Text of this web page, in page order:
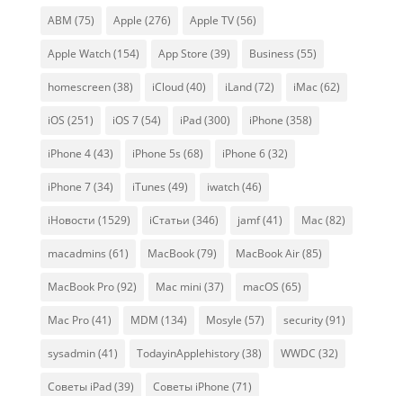
ABM (75) Apple (276) Apple TV(56)
Apple Watch(154) App Store (39) Business (55)
homescreen(38) iCloud(40) iLand(72) iMac (62)
iOS (251) iOS 7(54) iPad(300) iPhone (358)
iPhone 4(43) iPhone 5s (68) iPhone 6(32)
iPhone 7(34) iTunes (49) iwatch(46)
iНовости (1529) iСтатьи (346) jamf(41) Mac (82)
macadmins (61) MacBook(79) MacBook Air(85)
MacBook Pro(92) Mac mini (37) macOS (65)
Mac Pro(41) MDM (134) Mosyle (57) security(91)
sysadmin(41) TodayinApplehistory(38) WWDC (32)
Советы iPad(39) Советы iPhone (71)